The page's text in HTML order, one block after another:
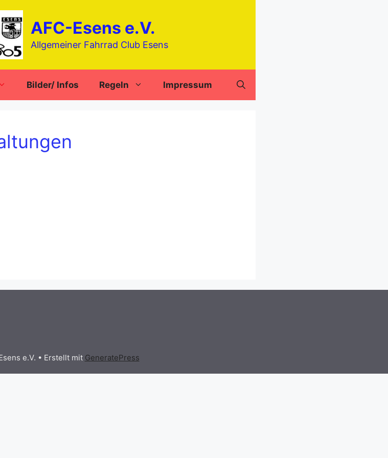
AFC-Esens e.V.
Allgemeiner Fahrrad Club Esens
Bilder/ Infos Regeln Impressum
e.V. • Erstellt mit GeneratePress